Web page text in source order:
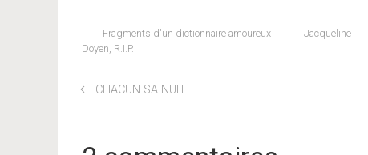
Fragments d'un dictionnaire amoureux
Jacqueline
Doyen, R.I.P.
CHACUN SA NUIT